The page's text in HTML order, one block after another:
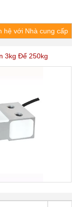
hệ với Nhà cung cấp
3kg Để 250kg